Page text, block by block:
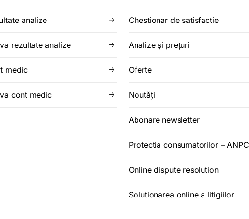
analize
rezultate analize
medic
cont medic
Chestionar de satisfactie
Analize şi preţuri
Oferte
Noutăţi
Abonare newsletter
Protectia consumatorilor – ANPC
Online dispute resolution
Solutionarea online a litigiilor